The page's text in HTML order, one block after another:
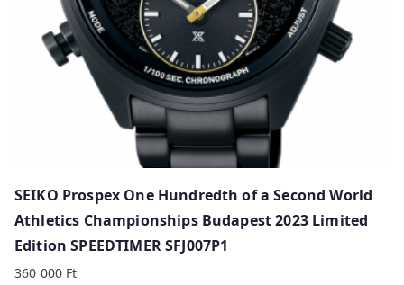
h
i
g
t
o
l
o
SEIKO Prospex One Hundredth of a Second World
Athletics Championships Budapest 2023 Limited
Edition SPEEDTIMER SFJ007P1
360 000 Ft